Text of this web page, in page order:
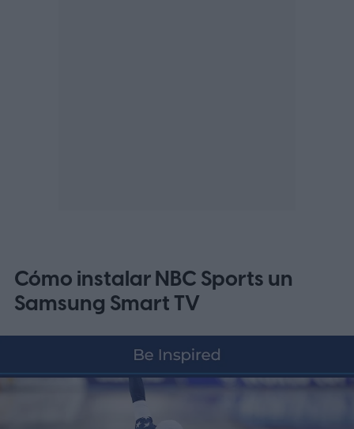
Cómo instalar NBC Sports un
Samsung Smart TV